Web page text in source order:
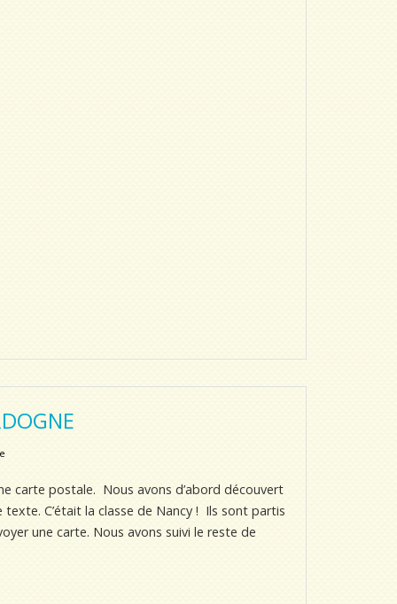
carte postale. Nous avons d’abord découvert
C’était la classe de Nancy ! Ils sont partis
une carte. Nous avons suivi le reste de